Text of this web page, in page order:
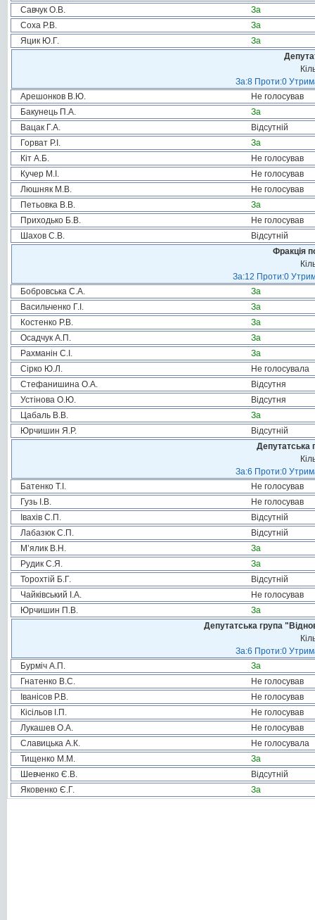
Савчук О.В.
За
Соха Р.В.
За
Яцик Ю.Г.
За
За:8 Проти:0
Арешонков В.Ю.
Не голосував
Бакунець П.А.
За
Вацак Г.А.
Відсутній
Горват Р.І.
За
Кіт А.Б.
Не голосував
Кучер М.І.
Не голосував
Люшняк М.В.
Не голосував
Петьовка В.В.
За
Приходько Б.В.
Не голосував
Шахов С.В.
Відсутній
Фракція
За:12 Проти:0
Бобровська С.А.
За
Васильченко Г.І.
За
Костенко Р.В.
За
Осадчук А.П.
За
Рахманін С.І.
За
Сірко Ю.Л.
Не голосувала
Стефанишина О.А.
Відсутня
Устінова О.Ю.
Відсутня
Цабаль В.В.
За
Юрчишин Я.Р.
Відсутній
Депутатська
За:6 Проти:0
Батенко Т.І.
Не голосував
Гузь І.В.
Не голосував
Івахів С.П.
Відсутній
Лабазюк С.П.
Відсутній
М’ялик В.Н.
За
Рудик С.Я.
За
Торохтій Б.Г.
Відсутній
Чайківський І.А.
Не голосував
Юрчишин П.В.
За
Депутатська група
За:6 Проти:0
Бурміч А.П.
За
Гнатенко В.С.
Не голосував
Іванісов Р.В.
Не голосував
Кісільов І.П.
Не голосував
Лукашев О.А.
Не голосував
Славицька А.К.
Не голосувала
Тищенко М.М.
За
Шевченко Є.В.
Відсутній
Яковенко Є.Г.
За